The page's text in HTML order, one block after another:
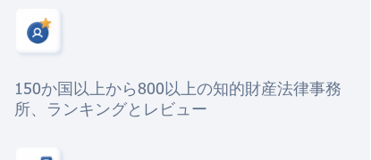
150か国以上から800以上の知的財産法律事務
所、ランキングとレビュー